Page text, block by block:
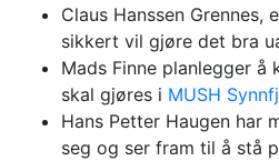
Claus Hanssen Grennes,
sikkert vil gjøre det bra
Mads Finne planlegger å
skal gjøres i MUSH
Hans Petter Haugen har
seg og ser fram til å stå